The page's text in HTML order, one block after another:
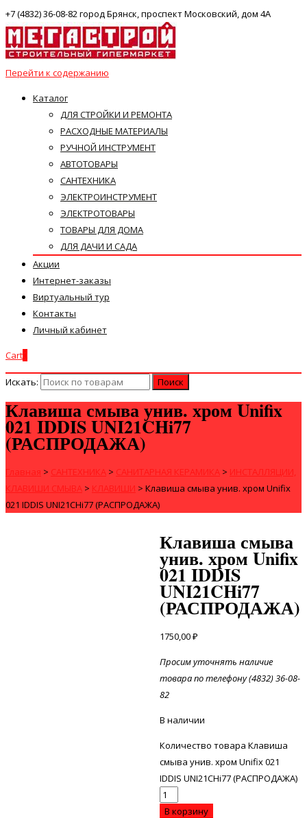
+7 (4832) 36-08-82 город Брянск, проспект Московский, дом 4А
Перейти к содержанию
Каталог
ДЛЯ СТРОЙКИ И РЕМОНТА
РАСХОДНЫЕ МАТЕРИАЛЫ
РУЧНОЙ ИНСТРУМЕНТ
АВТОТОВАРЫ
САНТЕХНИКА
ЭЛЕКТРОИНСТРУМЕНТ
ЭЛЕКТРОТОВАРЫ
ТОВАРЫ ДЛЯ ДОМА
ДЛЯ ДАЧИ И САДА
Акции
Интернет-заказы
Виртуальный тур
Контакты
Личный кабинет
Cart
Искать:
Клавиша смыва унив. хром Unifix
021 IDDIS UNI21CHi77
(РАСПРОДАЖА)
Главная > САНТЕХНИКА > САНИТАРНАЯ КЕРАМИКА > ИНСТАЛЛЯЦИИ,
КЛАВИШИ СМЫВА > КЛАВИШИ > Клавиша смыва унив. хром Unifix
021 IDDIS UNI21CHi77 (РАСПРОДАЖА)
Клавиша смыва
унив. хром Unifix
021 IDDIS
UNI21CHi77
(РАСПРОДАЖА)
1750,00₽
Просим уточнять наличие
товара по телефону (4832) 36-08-
82
В наличии
Количество товара Клавиша
смыва унив. хром Unifix 021
IDDIS UNI21CHi77 (РАСПРОДАЖА)
В корзину